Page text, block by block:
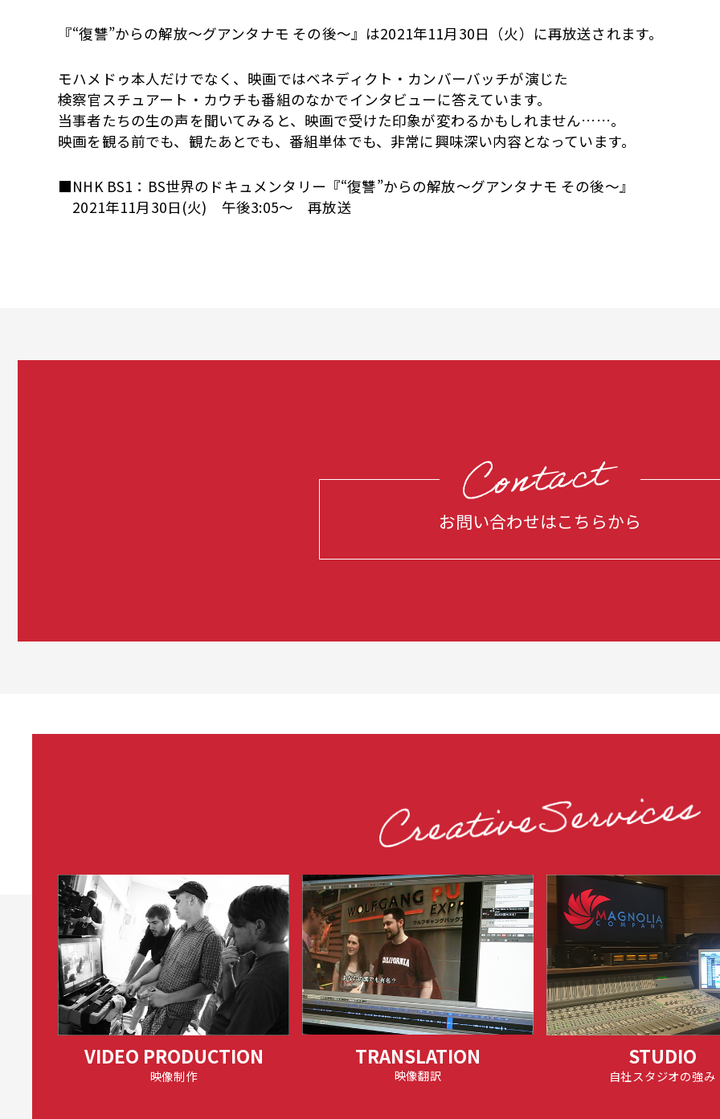
『“復讐”からの解放〜グアンタナモ その後～』は2021年11月30日（火）に再放送されます。
モハメドゥ本人だけでなく、映画ではベネディクト・カンバーバッチが演じた
検察官スチュアート・カウチも番組のなかでインタビューに答えています。
当事者たちの生の声を聞いてみると、映画で受けた印象が変わるかもしれません……。
映画を観る前でも、観たあとでも、番組単体でも、非常に興味深い内容となっています。
■NHK BS1：BS世界のドキュメンタリー『“復讐”からの解放〜グアンタナモ その後～』
2021年11月30日(火) 午後3:05～ 再放送
お問い合わせはこちらから
VIDEO PRODUCTION
映像制作
TRANSLATION
映像翻訳
STUDIO
自社スタジオの強み